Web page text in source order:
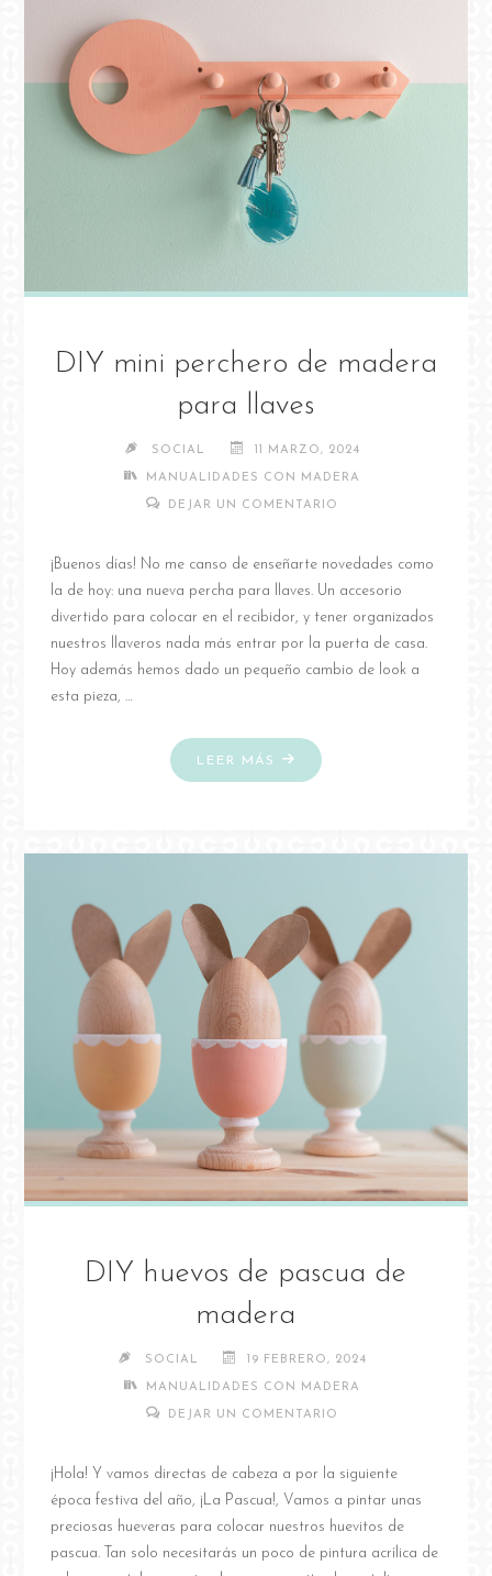
DIY mini perchero de madera
para llaves
SOCIAL 11 MARZO, 2024
MANUALIDADES CON MADERA
DEJAR UN COMENTARIO
¡Buenos días! No me canso de enseñarte novedades como
la de hoy: una nueva percha para llaves. Un accesorio
divertido para colocar en el recibidor, y tener organizados
nuestros llaveros nada más entrar por la puerta de casa.
Hoy además hemos dado un pequeño cambio de look a
esta pieza, …
LEER MÁS
"DIY
MINI
LLAVES"
DIY huevos de pascua de
madera
SOCIAL 19 FEBRERO, 2024
MANUALIDADES CON MADERA
DEJAR UN COMENTARIO
¡Hola! Y vamos directas de cabeza a por la siguiente
época festiva del año, ¡La Pascua!, Vamos a pintar unas
preciosas hueveras para colocar nuestros huevitos de
pascua. Tan solo necesitarás un poco de pintura acrílica de